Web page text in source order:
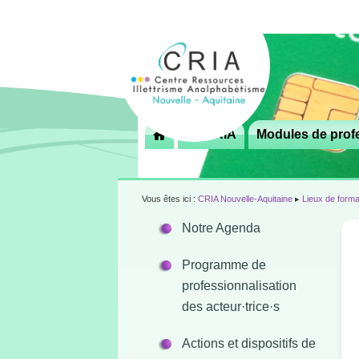
principal Le CRIA Modules de
Vous êtes ici : CRIA Nouvelle-Aquitaine ▸ Lieux de
Notre Agenda
Programme de
professionnalisation
des acteur·trice·s
Actions et dispositifs de